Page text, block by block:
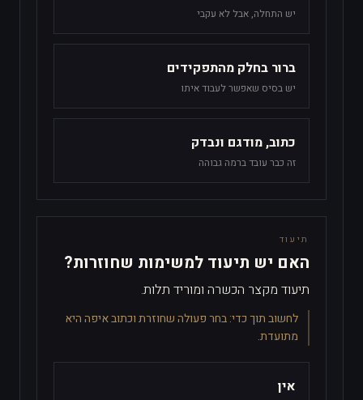
יש התחלה, אבל לא עקבי
ברור בחלק מהתפקידים
יש בסיס שאפשר לעבוד איתו
כתוב, מודגם ונבדק
זה כבר עובד ברמה גבוהה
תיעוד
האם יש תיעוד למשימות שחוזרות?
תיעוד מקצר הכשרה ומוריד תלות.
לחשוב תוך כדי:בחר פעולה שחוזרת וכתוב איפה היא
מתועדת.
אין